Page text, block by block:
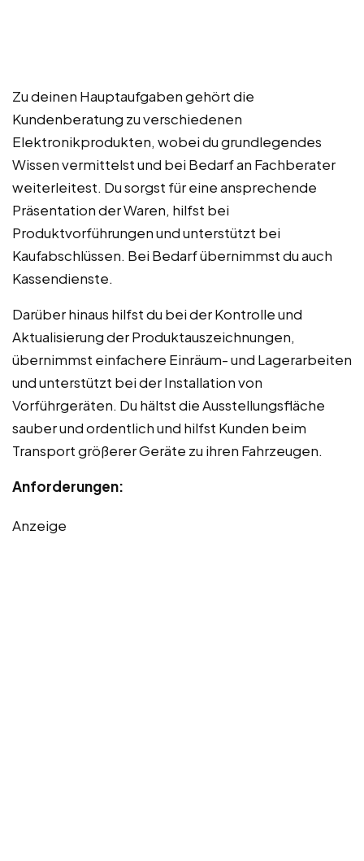
Zu deinen Hauptaufgaben gehört die
Kundenberatung zu verschiedenen
Elektronikprodukten, wobei du grundlegendes
Wissen vermittelst und bei Bedarf an Fachberater
weiterleitest. Du sorgst für eine ansprechende
Präsentation der Waren, hilfst bei
Produktvorführungen und unterstützt bei
Kaufabschlüssen. Bei Bedarf übernimmst du auch
Kassendienste.
Darüber hinaus hilfst du bei der Kontrolle und
Aktualisierung der Produktauszeichnungen,
übernimmst einfachere Einräum- und Lagerarbeiten
und unterstützt bei der Installation von
Vorführgeräten. Du hältst die Ausstellungsfläche
sauber und ordentlich und hilfst Kunden beim
Transport größerer Geräte zu ihren Fahrzeugen.
Anforderungen:
Anzeige